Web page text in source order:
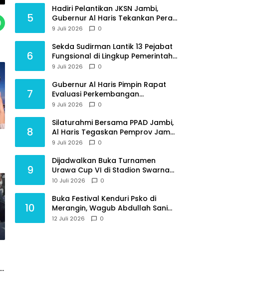
5
Hadiri Pelantikan JKSN Jambi,
Gubernur Al Haris Tekankan Peran
Guru dan Kiai Jaga Moral
9 Juli 2026 0
6
Sekda Sudirman Lantik 13 Pejabat
Fungsional di Lingkup Pemerintah
Provinsi Jambi
9 Juli 2026 0
7
Gubernur Al Haris Pimpin Rapat
Evaluasi Perkembangan
Pelaksanaan Kegiatan
9 Juli 2026 0
8
Silaturahmi Bersama PPAD Jambi,
Al Haris Tegaskan Pemprov Jambi
Terus Rangkul Para Purnawirawan
9 Juli 2026 0
9
Dijadwalkan Buka Turnamen
Urawa Cup VI di Stadion Swarna
Bhumi, Gubernur Al Haris Siap
10 Juli 2026 0
10
Buka Festival Kenduri Psko di
Merangin, Wagub Abdullah Sani
Ajak Generasi Muda Jaga Budaya
12 Juli 2026 0